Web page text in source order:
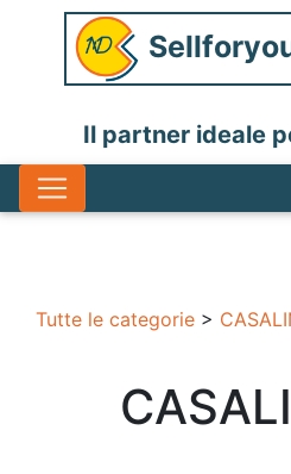
Il partner ideale
Tutte le categorie >